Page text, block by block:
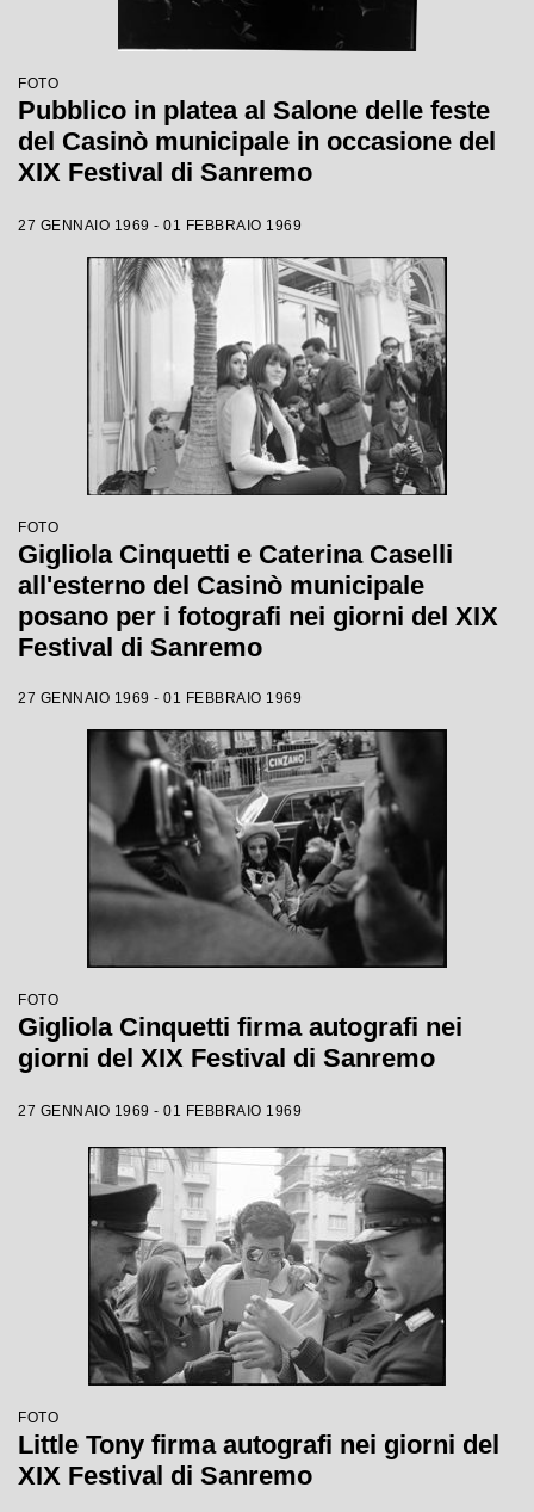
FOTO
Pubblico in platea al Salone delle feste
del Casinò municipale in occasione del
XIX Festival di Sanremo
27 GENNAIO 1969 - 01 FEBBRAIO 1969
FOTO
Gigliola Cinquetti e Caterina Caselli
all'esterno del Casinò municipale
posano per i fotografi nei giorni del XIX
Festival di Sanremo
27 GENNAIO 1969 - 01 FEBBRAIO 1969
FOTO
Gigliola Cinquetti firma autografi nei
giorni del XIX Festival di Sanremo
27 GENNAIO 1969 - 01 FEBBRAIO 1969
FOTO
Little Tony firma autografi nei giorni del
XIX Festival di Sanremo